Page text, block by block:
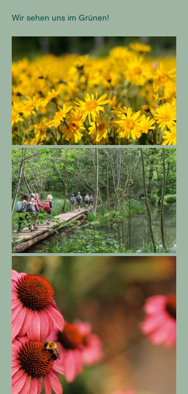
Wir sehen uns im Grünen!